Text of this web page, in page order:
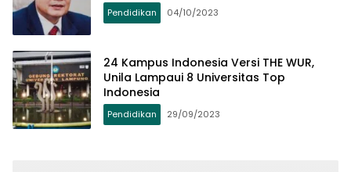
Pendidikan 04/10/2023
24 Kampus Indonesia Versi THE WUR,
Unila Lampaui 8 Universitas Top
Indonesia
Pendidikan 29/09/2023